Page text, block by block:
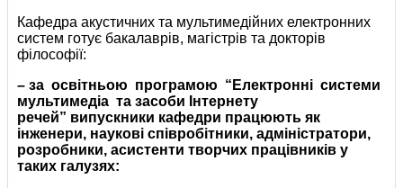
Кафедра акустичних та мультимедійних електронних
систем готує бакалаврів, магістрів та докторів
філософії:
– за освітньою програмою “Електронні системи
мультимедіа та засоби Інтернету
речей” випускники кафедри працюють як
інженери, наукові співробітники, адміністратори,
розробники, асистенти творчих працівників у
таких галузях: